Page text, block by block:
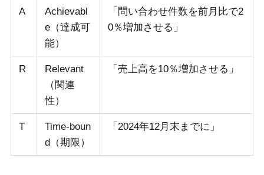
A
Achievabl
e（達成可
能）
「問い合わせ件数を前月比で2
0％増加させる」
R
Relevant
（関連
性）
「売上高を10％増加させる」
T
Time-boun
d（期限）
「2024年12月末までに」